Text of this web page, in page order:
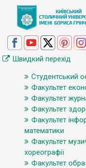
Швидкий перехід
Студентський
Факультет
Факультет
Факультет
Факультет
математики
Факультет
хореографії
Факультет